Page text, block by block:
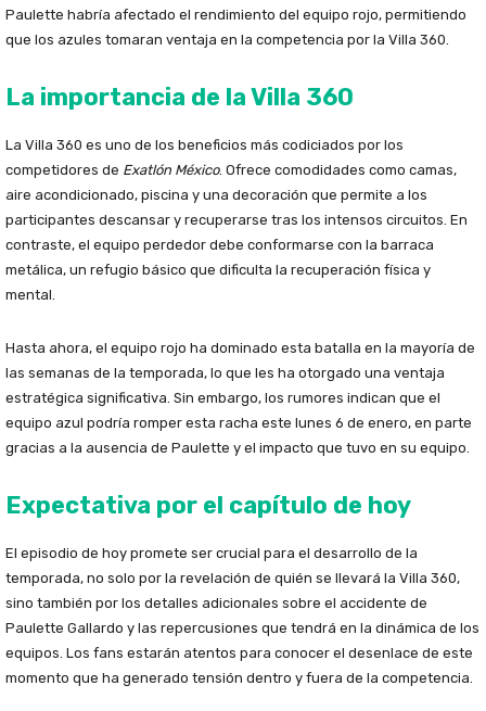
Paulette habría afectado el rendimiento del equipo rojo, permitiendo
que los azules tomaran ventaja en la competencia por la Villa 360.
La importancia de la Villa 360
La Villa 360 es uno de los beneficios más codiciados por los
competidores de Exatlón México. Ofrece comodidades como camas,
aire acondicionado, piscina y una decoración que permite a los
participantes descansar y recuperarse tras los intensos circuitos. En
contraste, el equipo perdedor debe conformarse con la barraca
metálica, un refugio básico que dificulta la recuperación física y
mental.
Hasta ahora, el equipo rojo ha dominado esta batalla en la mayoría de
las semanas de la temporada, lo que les ha otorgado una ventaja
estratégica significativa. Sin embargo, los rumores indican que el
equipo azul podría romper esta racha este lunes 6 de enero, en parte
gracias a la ausencia de Paulette y el impacto que tuvo en su equipo.
Expectativa por el capítulo de hoy
El episodio de hoy promete ser crucial para el desarrollo de la
temporada, no solo por la revelación de quién se llevará la Villa 360,
sino también por los detalles adicionales sobre el accidente de
Paulette Gallardo y las repercusiones que tendrá en la dinámica de los
equipos. Los fans estarán atentos para conocer el desenlace de este
momento que ha generado tensión dentro y fuera de la competencia.